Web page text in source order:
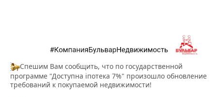
Спешим Вам сообщить, что по государственной
программе "Доступна іпотека 7%" произошло обновление
требований к покупаемой недвижимости!